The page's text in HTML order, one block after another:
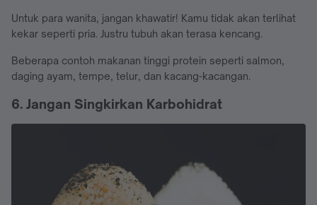
Untuk para wanita, jangan khawatir! Kamu tidak akan terlihat
kekar seperti pria. Justru tubuh akan terasa kencang.
Beberapa contoh makanan tinggi protein seperti salmon,
daging ayam, tempe, telur, dan kacang-kacangan.
6. Jangan Singkirkan Karbohidrat